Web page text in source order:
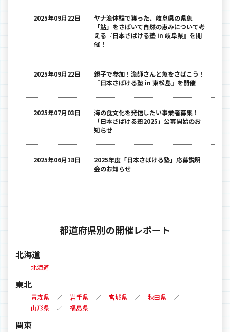
2025年09月22日
ヤナ漁体験で獲った、岐阜県の県魚
「鮎」をさばいて自然の恵みについて考
える『日本さばける塾 in 岐阜県』を開
催！
2025年09月22日
親子で参加！漁師さんと魚をさばこう！
『日本さばける塾 in 東松島』を開催
2025年07月03日
海の食文化を発信したい事業者募集！｜
「日本さばける塾2025」公募開始のお
知らせ
2025年06月18日
2025年度「日本さばける塾」応募説明
会のお知らせ
都道府県別の開催レポート
北海道
北海道
東北
青森県 岩手県 宮城県
秋田県
山形県
福島県
関東